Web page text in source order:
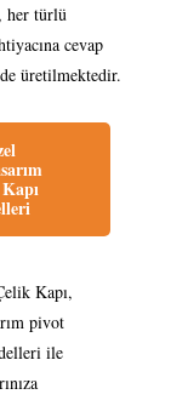
her türlü
cevap
üretilmektedir.
Kapı,
pivot
ile